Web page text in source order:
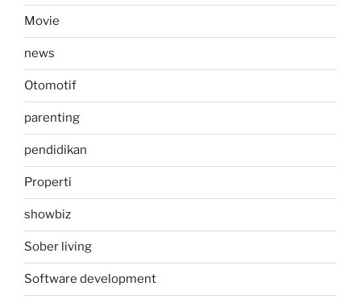
Movie
news
Otomotif
parenting
pendidikan
Properti
showbiz
Sober living
Software development